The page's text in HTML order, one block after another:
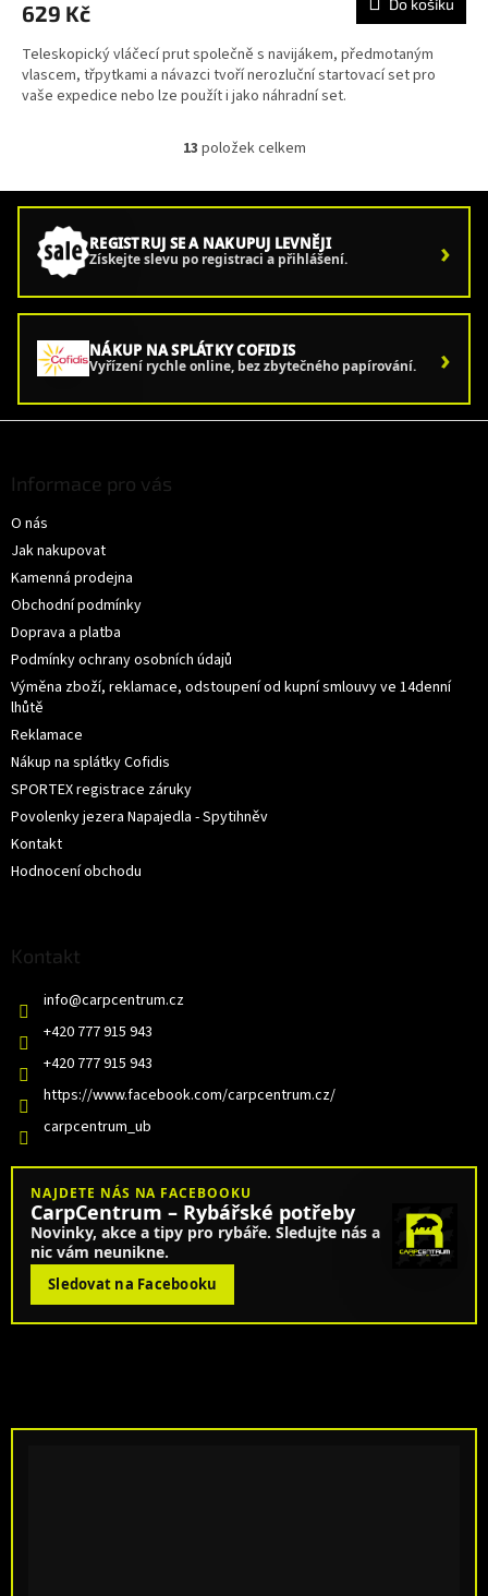
629 Kč
Teleskopický vláčecí prut společně s navijákem, předmotaným
vlascem, třpytkami a návazci tvoří nerozluční startovací set pro
vaše expedice nebo lze použít i jako náhradní set.
O
l
d
a
í
p
r
v
y
v
13 položek celkem
REGISTRUJ SE A NAKUPUJ LEVNĚJI
Získejte slevu po registraci a přihlášení. ›
NÁKUP NA SPLÁTKY COFIDIS
Vyřízení rychle online, bez zbytečného papírování. ›
Informace pro vás
O nás
Jak nakupovat
Kamenná prodejna
Obchodní podmínky
Doprava a platba
Podmínky ochrany osobních údajů
Výměna zboží, reklamace, odstoupení od kupní smlouvy ve 14denní
lhůtě
Reklamace
Nákup na splátky Cofidis
SPORTEX registrace záruky
Povolenky jezera Napajedla - Spytihněv
Kontakt
Hodnocení obchodu
Kontakt
info@carpcentrum.cz
+420 777 915 943
+420 777 915 943
https://www.facebook.com/carpcentrum.cz/
carpcentrum_ub
NAJDETE NÁS NA FACEBOOKU
CarpCentrum – Rybářské potřeby
Novinky, akce a tipy pro rybáře. Sledujte nás a
nic vám neunikne.
Sledovat na Facebooku